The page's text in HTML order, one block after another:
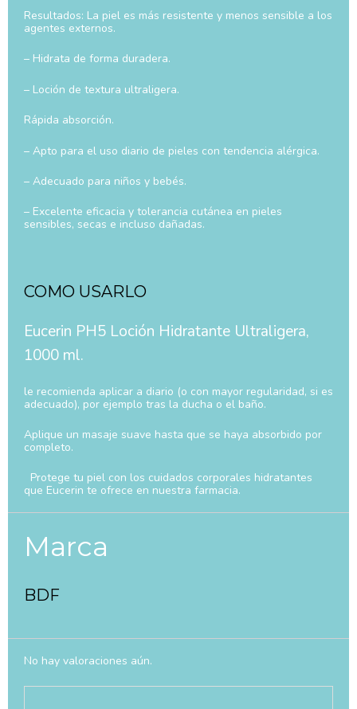
Resultados: La piel es más resistente y menos sensible a los
agentes externos.
– Hidrata de forma duradera.
– Loción de textura ultraligera.
Rápida absorción.
– Apto para el uso diario de pieles con tendencia alérgica.
– Adecuado para niños y bebés.
– Excelente eficacia y tolerancia cutánea en pieles
sensibles, secas e incluso dañadas.
COMO USARLO
Eucerin PH5 Loción Hidratante Ultraligera,
1000 ml.
le recomienda aplicar a diario (o con mayor regularidad, si es
adecuado), por ejemplo tras la ducha o el baño.
Aplique un masaje suave hasta que se haya absorbido por
completo.
Protege tu piel con los cuidados corporales hidratantes
que Eucerin te ofrece en nuestra farmacia.
Marca
BDF
No hay valoraciones aún.